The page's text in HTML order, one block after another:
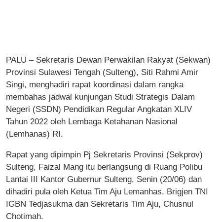
PALU – Sekretaris Dewan Perwakilan Rakyat (Sekwan)
Provinsi Sulawesi Tengah (Sulteng), Siti Rahmi Amir
Singi, menghadiri rapat koordinasi dalam rangka
membahas jadwal kunjungan Studi Strategis Dalam
Negeri (SSDN) Pendidikan Regular Angkatan XLIV
Tahun 2022 oleh Lembaga Ketahanan Nasional
(Lemhanas) RI.
Rapat yang dipimpin Pj Sekretaris Provinsi (Sekprov)
Sulteng, Faizal Mang itu berlangsung di Ruang Polibu
Lantai III Kantor Gubernur Sulteng, Senin (20/06) dan
dihadiri pula oleh Ketua Tim Aju Lemanhas, Brigjen TNI
IGBN Tedjasukma dan Sekretaris Tim Aju, Chusnul
Chotimah.